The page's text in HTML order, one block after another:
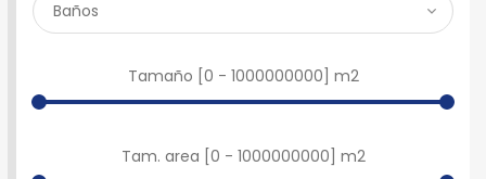
Tamaño [ 0 - 1000000000 ] m2
Tam. area [ 0 - 1000000000 ] m2